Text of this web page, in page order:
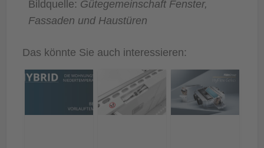
Bildquelle: Gütegemeinschaft Fenster,
Fassaden und Haustüren
Das könnte Sie auch interessieren: